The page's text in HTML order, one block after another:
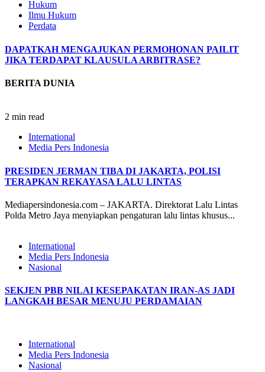
Hukum
Ilmu Hukum
Perdata
DAPATKAH MENGAJUKAN PERMOHONAN PAILIT
JIKA TERDAPAT KLAUSULA ARBITRASE?
BERITA DUNIA
2 min read
International
Media Pers Indonesia
PRESIDEN JERMAN TIBA DI JAKARTA, POLISI
TERAPKAN REKAYASA LALU LINTAS
Mediapersindonesia.com – JAKARTA. Direktorat Lalu Lintas
Polda Metro Jaya menyiapkan pengaturan lalu lintas khusus...
International
Media Pers Indonesia
Nasional
SEKJEN PBB NILAI KESEPAKATAN IRAN-AS JADI
LANGKAH BESAR MENUJU PERDAMAIAN
International
Media Pers Indonesia
Nasional